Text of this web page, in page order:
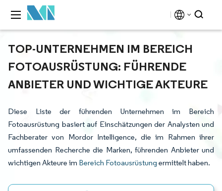
TOP-UNTERNEHMEN IM BEREICH
FOTOAUSRÜSTUNG: FÜHRENDE
ANBIETER UND WICHTIGE AKTEURE
Diese Liste der führenden Unternehmen im Bereich
Fotoausrüstung basiert auf Einschätzungen der Analysten und
Fachberater von Mordor Intelligence, die im Rahmen ihrer
umfassenden Recherche die Marken, führenden Anbieter und
wichtigen Akteure im Bereich Fotoausrüstung ermittelt haben.